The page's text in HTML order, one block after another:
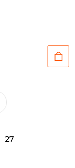
27